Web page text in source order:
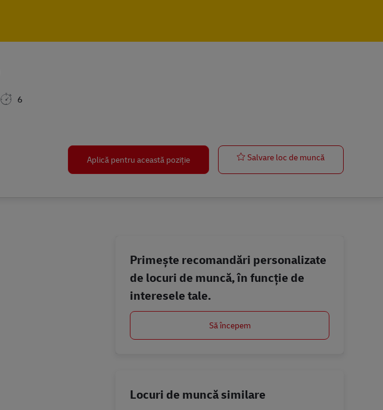
6
Aplică pentru această poziție
Salvare loc de muncăAushilfe/
Primește recomandări personalizate
de locuri de muncă, în funcție de
interesele tale.
Să începem
Locuri de muncă similare